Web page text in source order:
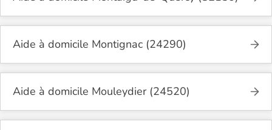
Aide à domicile Montignac (24290)
Aide à domicile Mouleydier (24520)